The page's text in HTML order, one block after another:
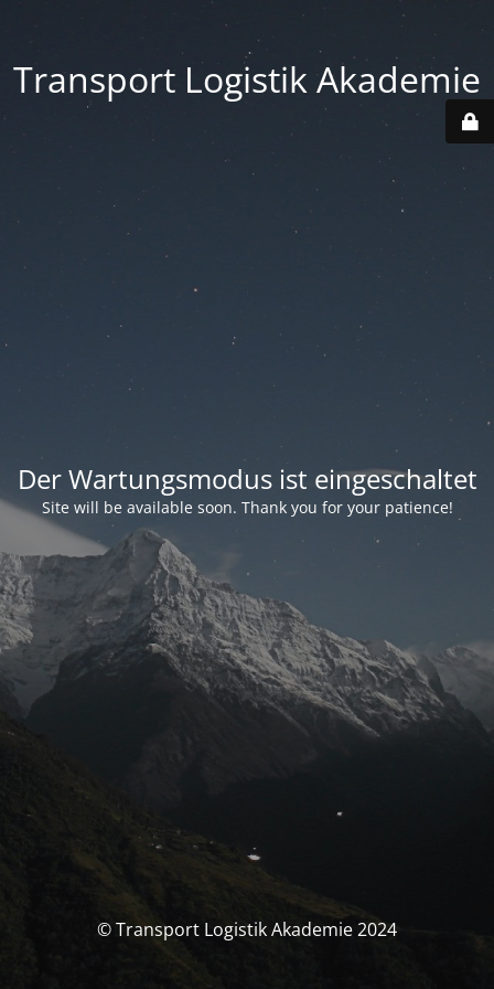
Transport Logistik Akademie
Der Wartungsmodus ist eingeschaltet
Site will be available soon. Thank you for your patience!
© Transport Logistik Akademie 2024